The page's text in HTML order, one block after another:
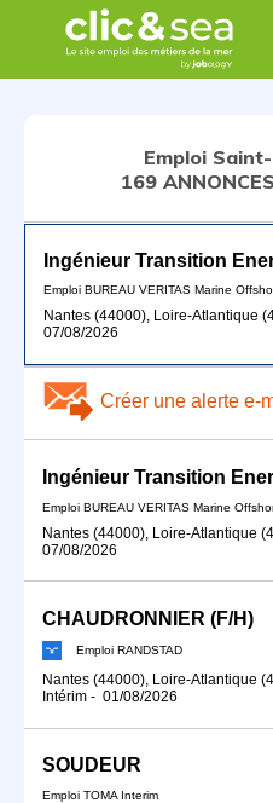
Emploi
169
Ingénieur Transition
Emploi BUREAU VERITAS Marine
Nantes (44000), Loire-Atlantique
07/08/2026
Créer une alerte e-
Ingénieur Transition
Emploi BUREAU VERITAS Marine
Nantes (44000), Loire-Atlantique
07/08/2026
CHAUDRONNIER (F/H)
Emploi RANDSTAD
Nantes (44000), Loire-Atlantique
Intérim - 01/08/2026
SOUDEUR
Emploi TOMA Interim